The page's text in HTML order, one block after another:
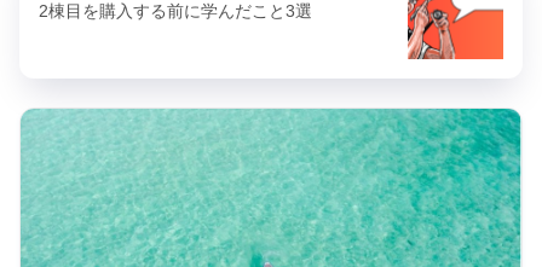
2棟目を購入する前に学んだこと3選